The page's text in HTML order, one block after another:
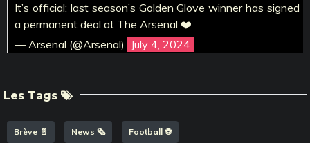
It’s official: last season’s Golden Glove winner has signed
a permanent deal at The Arsenal ❤️
— Arsenal (@Arsenal)
July 4, 2024
Les Tags
Brève 📄 News 🗞️ Football ⚽️